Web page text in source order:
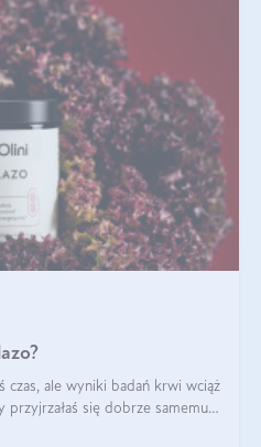
czas, ale wyniki badań krwi wciąż
się dobrze samemu